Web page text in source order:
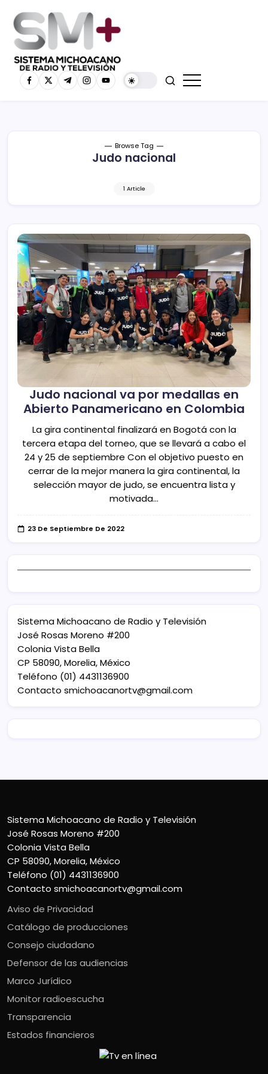
Browse Tag
Judo nacional
1 Article
Judo nacional va por medallas en
Abierto Panamericano en Colombia
La gira continental finalizará en Bogotá con la
tercera etapa del torneo, que se llevará a cabo el
24 y 25 de septiembre Con el objetivo puesto en
cerrar de la mejor manera la gira continental, la
selección mayor de judo, se encuentra lista y
motivada…
23 De Septiembre De 2022
Sistema Michoacano de Radio y Televisión
José Rosas Moreno #200
Colonia Vista Bella
CP 58090, Morelia, México
Teléfono (01) 4431136900
Contacto smichoacanortv@gmail.com
Sistema Michoacano de Radio y Televisión
José Rosas Moreno #200
Colonia Vista Bella
CP 58090, Morelia, México
Teléfono (01) 4431136900
Contacto smichoacanortv@gmail.com
Aviso de Privacidad
Catálogo de producciones
Consejo ciudadano
Defensor de las audiencias
Marco Jurídico
Monitor radioescucha
Transparencia
Estados financieros